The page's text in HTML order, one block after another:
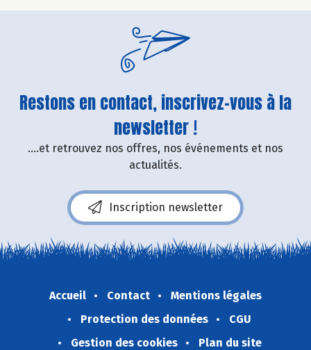
Restons en contact, inscrivez-vous à la
newsletter !
....et retrouvez nos offres, nos événements et nos
actualités.
Inscription newsletter
Accueil Contact
Mentions légales
Protection des données
CGU
Gestion des cookies
Plan du site